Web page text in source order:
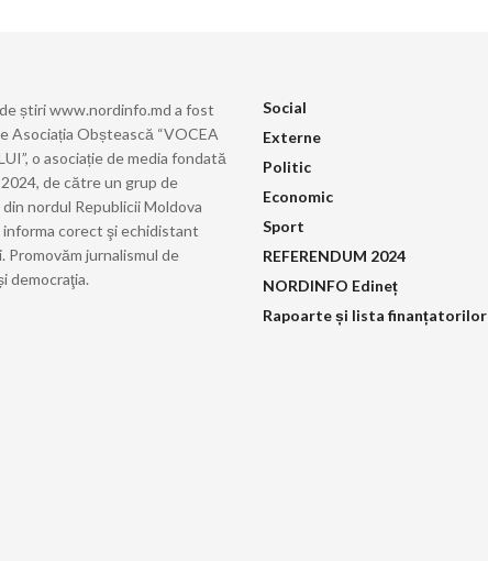
știri www.nordinfo.md a fost
Asociația Obștească “VOCEA
o asociație de media fondată
de către un grup de
nordul Republicii Moldova
corect şi echidistant
Promovăm jurnalismul de
democraţia.
Social
Externe
Politic
Economic
Sport
REFERENDUM 2024
NORDINFO Edineț
Rapoarte și lista finanțatorilor